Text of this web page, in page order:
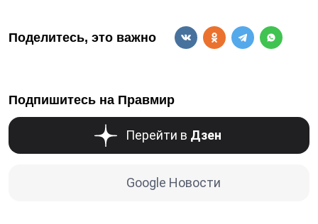
Поделитесь, это важно
Подпишитесь на Правмир
Перейти в Дзен
Google Новости